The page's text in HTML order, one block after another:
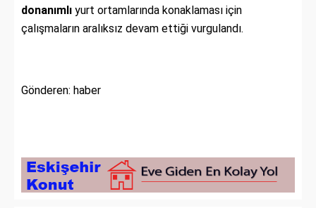
donanımlı yurt ortamlarında konaklaması için
çalışmaların aralıksız devam ettiği vurgulandı.
Gönderen: haber